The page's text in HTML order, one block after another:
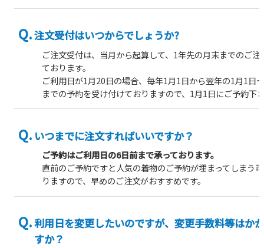
注文受付はいつからでしょうか?
ご注文受付は、当月から起算して、1年先の月末までのご注
ております。
ご利用日が1月20日の場合、毎年1月1日から翌年の1月1日
までの予約を受け付けておりますので、1月1日にご予約下
いつまでに注文すればいいですか？
ご予約はご利用日の6日前まで承っております。
直前のご予約ですと人気の着物のご予約が埋まってしまう
りますので、早めのご注文がおすすめです。
利用日を変更したいのですが、変更手数料等はか
すか？